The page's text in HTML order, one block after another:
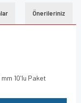
Önerileriniz
10'lu Paket